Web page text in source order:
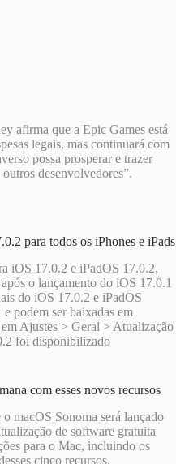
afirma que a ‌Epic Games‌ está
legais, mas continuará com
possa prosperar e trazer
desenvolvedores”.
para todos os iPhones e iPads
iOS 17.0.2 e iPadOS 17.0.2,
o lançamento do iOS 17.0.1
do iOS 17.0.2 e iPadOS
podem ser baixadas em
Ajustes > Geral > Atualização
foi disponibilizado
com esses novos recursos
macOS Sonoma será lançado
de software gratuita
para o Mac, incluindo os
cinco recursos,